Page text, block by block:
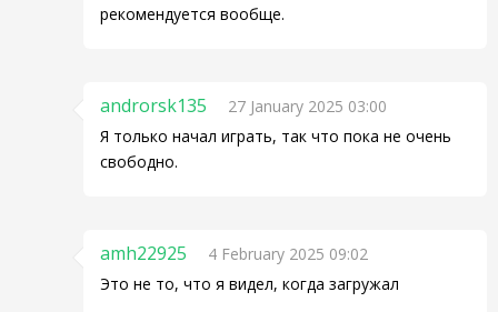
рекомендуется вообще.
androrsk135
27 January 2025 03:00
Я только начал играть, так что пока не очень
свободно.
amh22925
4 February 2025 09:02
Это не то, что я видел, когда загружал